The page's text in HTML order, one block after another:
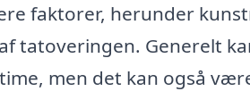
faktorer, herunder
tatoveringen. Generelt
men det kan også